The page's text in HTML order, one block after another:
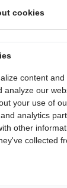
Adria
700
4x4
Bekijk
Camper
cookies
content
analyze our
your use of
analytics
other
collected